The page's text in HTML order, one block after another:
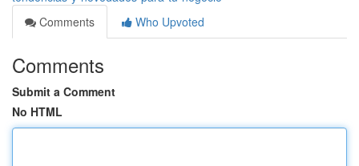
Comments
Who Upvoted
Comments
Submit a Comment
No HTML